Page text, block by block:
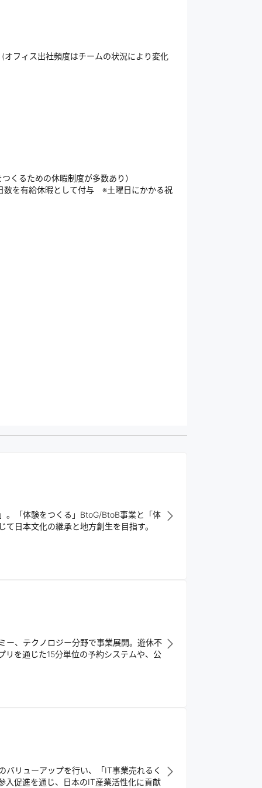
フィス出社頻度はチームの状況により変化
くるための休暇制度が多数あり）
数を有給休暇として付与 ※土曜日にかかる祝
。「体験をつくる」BtoG/BtoB事業と「体
日本文化の継承と地方創生を目指す。
ー、テクノロジー分野で事業展開。遊休不
リを通じた15分単位の予約システムや、公
バリューアップを行い、「IT事業売れるく
入促進を通じ、日本のIT産業活性化に貢献